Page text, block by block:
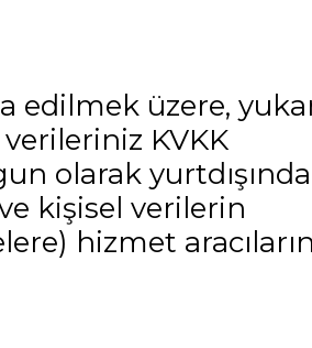
edilmek üzere,
KVKK
olarak yurtdışında
kişisel verilerin
hizmet